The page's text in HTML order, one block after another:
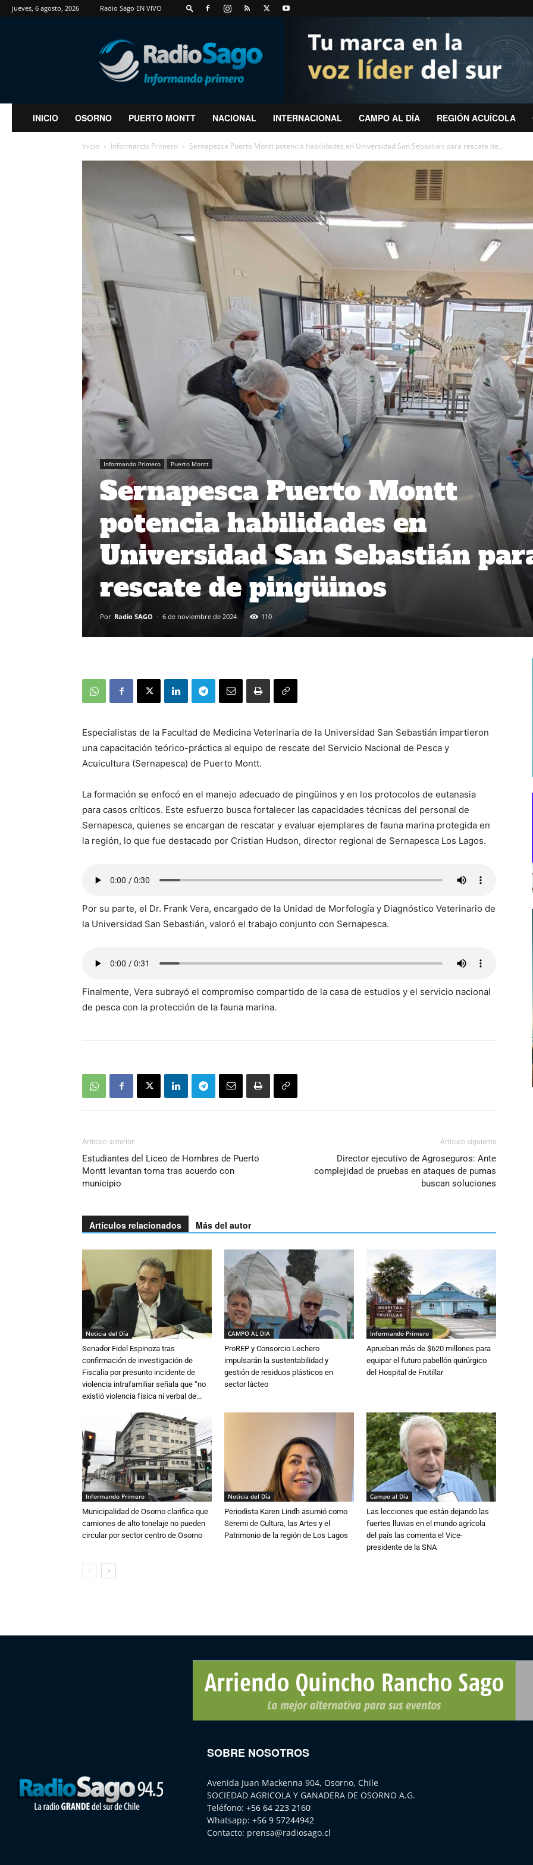
jueves, 6 agosto, 2026 Radio Sago EN VIVO
RadioSago
INICIO OSORNO PUERTO MONTT NACIONAL INTERNACIONAL CAMPO AL DÍA REGIÓN ACUÍCOLA
Inicio Informando Primero Sernapesca Puerto Montt potencia habilidades en Universidad San Sebastián para rescate de...
Informando Primero Puerto Montt
Sernapesca Puerto Montt
potencia habilidades en
Universidad San Sebastián
rescate de pingüinos
Por Radio SAGO - 6 de noviembre de 2024 110
Especialistas de la Facultad de Medicina Veterinaria de la Universidad San Sebastián impartieron
una capacitación teórico-práctica al equipo de rescate del Servicio Nacional de Pesca y
Acuicultura (Sernapesca) de Puerto Montt.
La formación se enfocó en el manejo adecuado de pingüinos y en los protocolos de eutanasia
para casos críticos. Este esfuerzo busca fortalecer las capacidades técnicas del personal de
Sernapesca, quienes se encargan de rescatar y evaluar ejemplares de fauna marina protegida en
la región, lo que fue destacado por Cristian Hudson, director regional de Sernapesca Los Lagos.
Por su parte, el Dr. Frank Vera, encargado de la Unidad de Morfología y Diagnóstico Veterinario de
la Universidad San Sebastián, valoró el trabajo conjunto con Sernapesca.
Finalmente, Vera subrayó el compromiso compartido de la casa de estudios y el servicio nacional
de pesca con la protección de la fauna marina.
Artículo anterior
Estudiantes del Liceo de Hombres de Puerto
Montt levantan toma tras acuerdo con
municipio
Artículo siguiente
Director ejecutivo de Agroseguros: Ante
complejidad de pruebas en ataques de pumas
buscan soluciones
Artículos relacionados Más del autor
Noticia del Día
Senador Fidel Espinoza tras
confirmación de investigación de
Fiscalía por presunto incidente de
violencia intrafamiliar señala que “no
existió violencia física ni verbal de...
CAMPO AL DIA
ProREP y Consorcio Lechero
impulsarán la sustentabilidad y
gestión de residuos plásticos en
sector lácteo
Informando Primero
Aprueban más de $620 millones para
equipar el futuro pabellón quirúrgico
del Hospital de Frutillar
Informando Primero
Municipalidad de Osorno clarifica que
camiones de alto tonelaje no pueden
circular por sector centro de Osorno
Noticia del Día
Periodista Karen Lindh asumió como
Seremi de Cultura, las Artes y el
Patrimonio de la región de Los Lagos
Campo al Día
Las lecciones que están dejando las
fuertes lluvias en el mundo agrícola
del país las comenta el Vice-
presidente de la SNA
SOBRE NOSOTROS
Avenida Juan Mackenna 904, Osorno, Chile
SOCIEDAD AGRICOLA Y GANADERA DE OSORNO A.G.
Teléfono: +56 64 223 2160
Whatsapp: +56 9 57244942
Contacto: prensa@radiosago.cl